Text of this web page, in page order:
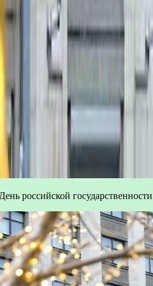
российской государственности